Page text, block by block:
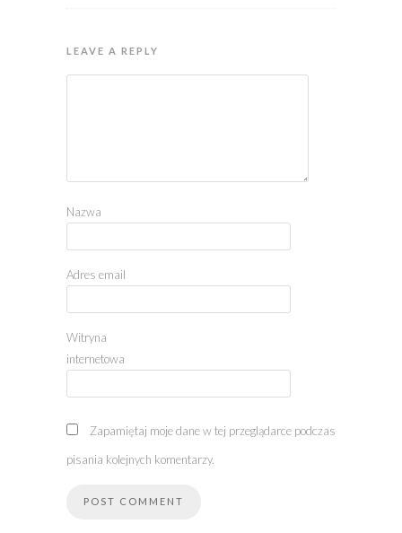
LEAVE A REPLY
Nazwa
Adres email
Witryna
internetowa
Zapamiętaj moje dane w tej przeglądarce podczas
pisania kolejnych komentarzy.